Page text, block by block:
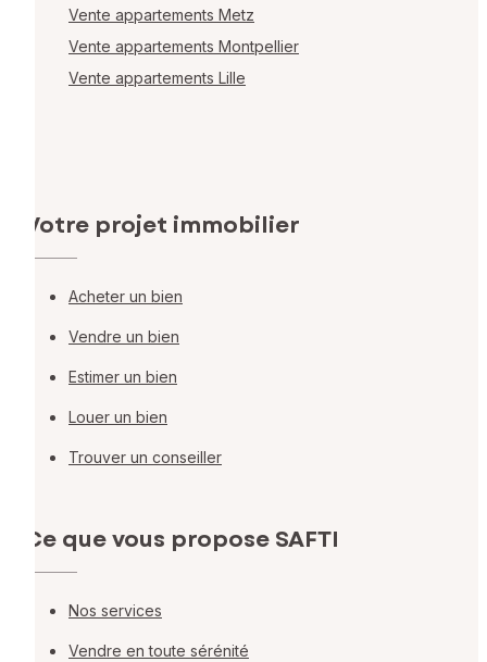
Vente appartements Metz
Vente appartements Montpellier
Vente appartements Lille
Votre projet immobilier
Acheter un bien
Vendre un bien
Estimer un bien
Louer un bien
Trouver un conseiller
Ce que vous propose SAFTI
Nos services
Vendre en toute sérénité